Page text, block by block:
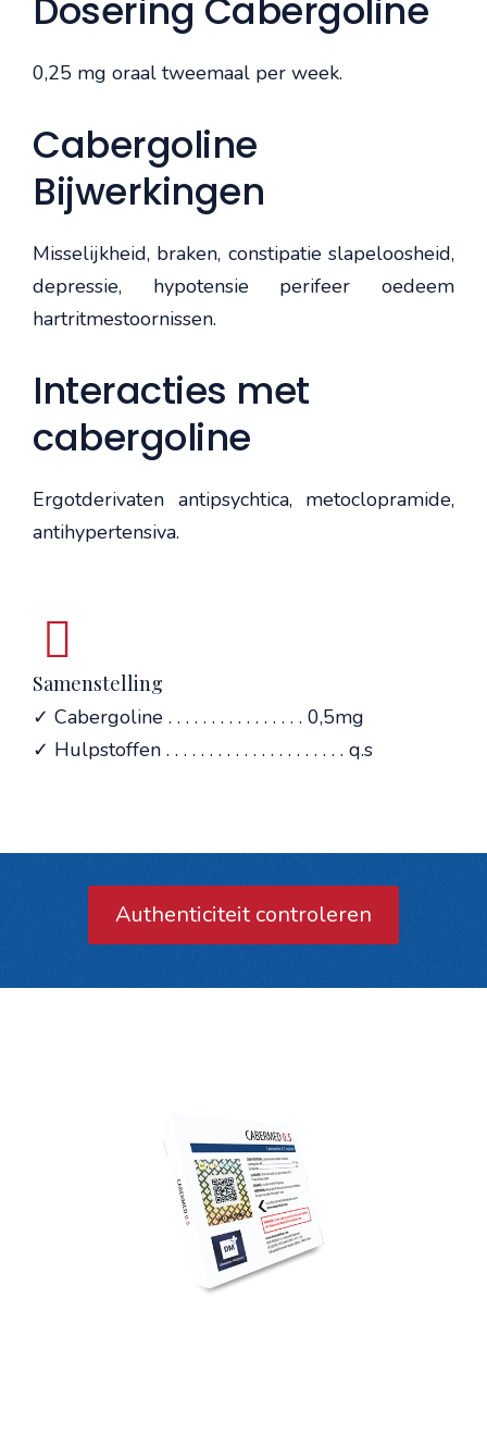
Dosering Cabergoline
0,25 mg oraal tweemaal per week.
Cabergoline
Bijwerkingen
Misselijkheid, braken, constipatie slapeloosheid,
depressie, hypotensie perifeer oedeem
hartritmestoornissen.
Interacties met
cabergoline
Ergotderivaten antipsychtica, metoclopramide,
antihypertensiva.
Samenstelling
✓ Cabergoline . . . . . . . . . . . . . . . . 0,5mg
✓ Hulpstoffen . . . . . . . . . . . . . . . . . . . . . q.s
Authenticiteit controleren